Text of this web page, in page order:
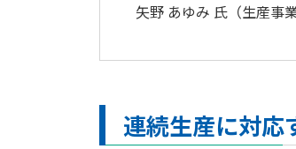
矢野 あゆみ 氏（生産事
連続生産に対応